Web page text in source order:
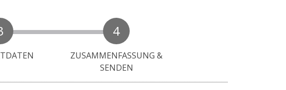
4
ZUSAMMENFASSUNG &
SENDEN